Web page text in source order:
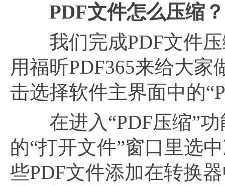
PDF文件怎么压缩？
我们完成PDF文件压
用福昕PDF365来给大
击选择软件主界面中的
在进入“PDF压缩”功
的“打开文件”窗口里选
些PDF文件添加在转换